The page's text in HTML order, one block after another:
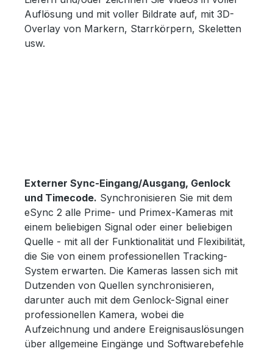
Auflösung und mit voller Bildrate auf, mit 3D-
Overlay von Markern, Starrkörpern, Skeletten
usw.
Externer Sync-Eingang/Ausgang, Genlock
und Timecode. Synchronisieren Sie mit dem
eSync 2 alle Prime- und Primex-Kameras mit
einem beliebigen Signal oder einer beliebigen
Quelle - mit all der Funktionalität und Flexibilität,
die Sie von einem professionellen Tracking-
System erwarten. Die Kameras lassen sich mit
Dutzenden von Quellen synchronisieren,
darunter auch mit dem Genlock-Signal einer
professionellen Kamera, wobei die
Aufzeichnung und andere Ereignisauslösungen
über allgemeine Eingänge und Softwarebefehle